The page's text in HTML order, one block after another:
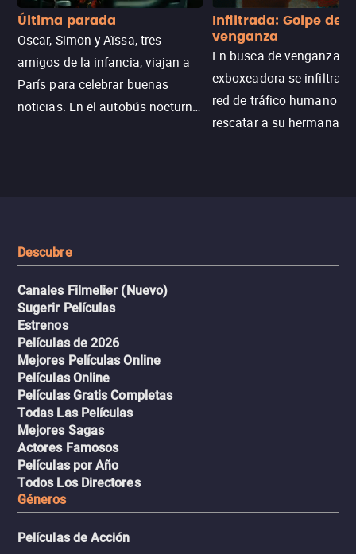
Última parada
Oscar, Simon y Aïssa, tres
amigos de la infancia, viajan a
París para celebrar buenas
noticias. En el autobús nocturno
Infiltrada: Golpe de
venganza
En busca de venganza,
exboxeadora se infiltra
red de tráfico humano
rescatar a su hermana
Descubre
Canales Filmelier (Nuevo)
Sugerir Películas
Estrenos
Películas de 2026
Mejores Películas Online
Películas Online
Películas Gratis Completas
Todas Las Películas
Mejores Sagas
Actores Famosos
Películas por Año
Todos Los Directores
Géneros
Películas de Acción